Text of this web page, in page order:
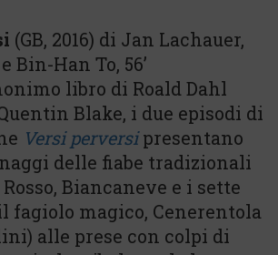
(GB, 2016) di Jan Lachauer,
Bin-Han To, 56’
libro di Roald Dahl
Blake, i due episodi di
Versi perversi presentano
delle fiabe tradizionali
Biancaneve e i sette
fagiolo magico, Cenerentola
alle prese con colpi di